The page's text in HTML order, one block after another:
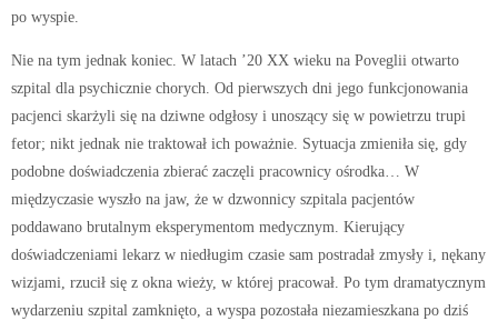
po wyspie.
Nie na tym jednak koniec. W latach ’20 XX wieku na Poveglii otwarto
szpital dla psychicznie chorych. Od pierwszych dni jego funkcjonowania
pacjenci skarżyli się na dziwne odgłosy i unoszący się w powietrzu trupi
fetor; nikt jednak nie traktował ich poważnie. Sytuacja zmieniła się, gdy
podobne doświadczenia zbierać zaczęli pracownicy ośrodka… W
międzyczasie wyszło na jaw, że w dzwonnicy szpitala pacjentów
poddawano brutalnym eksperymentom medycznym. Kierujący
doświadczeniami lekarz w niedługim czasie sam postradał zmysły i, nękany
wizjami, rzucił się z okna wieży, w której pracował. Po tym dramatycznym
wydarzeniu szpital zamknięto, a wyspa pozostała niezamieszkana po dziś